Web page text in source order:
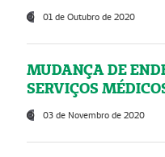
01 de Outubro de 2020
MUDANÇA DE
SERVIÇOS
03 de Novembro de 2020